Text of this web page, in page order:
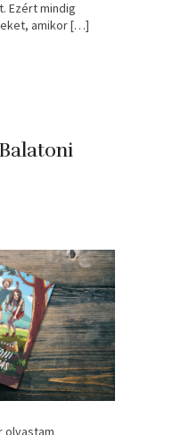
Ezért mindig
amikor […]
olvastam